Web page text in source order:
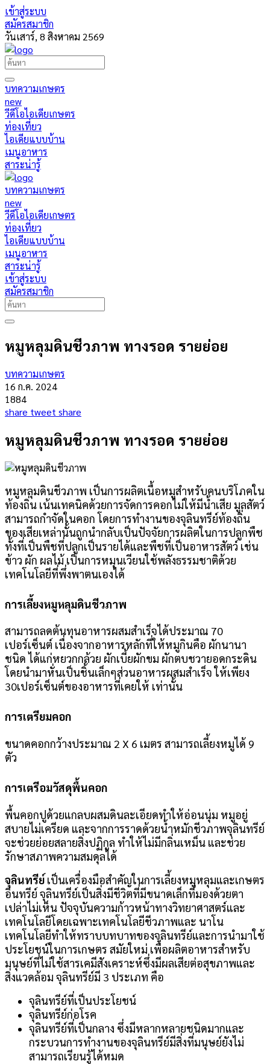
เข้าสู่ระบบ
สมัครสมาชิก
วันเสาร์, 8 สิงหาคม 2569
บทความเกษตร
new
วีดีโอไอเดียเกษตร
ท่องเที่ยว
ไอเดียแบบบ้าน
เมนูอาหาร
สาระน่ารู้
บทความเกษตร
new
วีดีโอไอเดียเกษตร
ท่องเที่ยว
ไอเดียแบบบ้าน
เมนูอาหาร
สาระน่ารู้
เข้าสู่ระบบ
สมัครสมาชิก
หมูหลุมดินชีวภาพ ทางรอด รายย่อย
บทความเกษตร
16 ก.ค. 2024
1884
share tweet share
หมูหลุมดินชีวภาพ ทางรอด รายย่อย
หมูหลุมดินชีวภาพ เป็นการผลิตเนื้อหมูสำหรับคนบริโภคใน
ท้องถิ่น เน้นเทคนิคด้วยการจัดการคอกไม่ให้มีน้ำเสีย มูลสัตว์
สามารถกำจัดในคอก โดยการทำงานของจุลินทรีย์ท้องถิ่น
ของเสียเหล่านั้นถูกนำกลับเป็นปัจจัยการผลิตในการปลูกพืช
ทั้งที่เป็นพืชที่ปลูกเป็นรายได้และพืชที่เป็นอาหารสัตว์ เช่น
ข้าว ผัก ผลไม้ เป็นการหมุนเวียนใช้พลังธรรมชาติด้วย
เทคโนโลยีที่พึ่งพาตนเองได้
การเลี้ยงหมูหลุมดินชีวภาพ
สามารถลดต้นทุนอาหารผสมสำเร็จได้ประมาณ 70
เปอร์เซ็นต์ เนื่องจากอาหารหลักที่ให้หมูกินคือ ผักนานา
ชนิด ได้แก่หยวกกล้วย ผักเบี้ยผักขม ผักตบชวายอดกระดิน
โดยนำมาหั่นเป็นชิ้นเล็กๆส่วนอาหารผสมสำเร็จ ให้เพียง
30เปอร์เซ็นต์ของอาหารที่เคยให้ เท่านั้น
การเตรียมคอก
ขนาดคอกกว้างประมาณ 2 X 6 เมตร สามารถเลี้ยงหมูได้ 9
ตัว
การเตรีอมวัสดุพื้นคอก
พื้นคอกปูด้วยแกลบผสมดินละเอียดทำให้อ่อนนุ่ม หมูอยู่
สบายไม่เครียด และจากการราดด้วยน้ำหมักชีวภาพจุลินทรีย์
จะช่วยย่อยสลายสิ่งปฏิกูล ทำให้ไม่มีกลิ่นเหม็น และช่วย
รักษาสภาพความสมดุลได้
จุลินทรีย์ เป็นเครื่องมือสำคัญในการเลี้ยงหมูหลุมและเกษตร
อินทรีย์ จุลินทรีย์เป็นสิ่งมีชีวิตที่มีขนาดเล็กที่มองด้วยตา
เปล่าไม่เห็น ปัจจุบันความก้าวหน้าทางวิทยาศาสตร์และ
เทคโนโลยีโดยเฉพาะเทคโนโลยีชีวภาพและ นาโน
เทคโนโลยีทำให้ทราบบทบาทของจุลินทรีย์และการนำมาใช้
ประโยชน์ในการเกษตร สมัยใหม่ เพื่อผลิตอาหารสำหรับ
มนุษย์ที่ไม่ใช้สารเคมีสังเคราะห์ซึ่งมีผลเสียต่อสุขภาพและ
สิ่งแวดล้อม จุลินทรีย์มี 3 ประเภท คือ
จุลินทรีย์ที่เป็นประโยชน์
จุลินทรีย์ก่อโรค
จุลินทรีย์ที่เป็นกลาง ซึ่งมีหลากหลายชนิดมากและ
กระบวนการทำงานของจุลินทรีย์มีสิ่งที่มนุษย์ยังไม่
สามารถเรียนรู้ได้หมด